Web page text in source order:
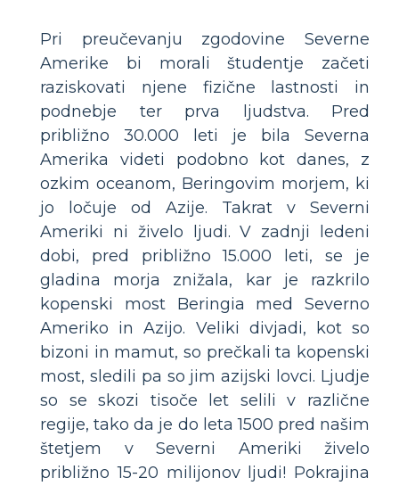
Pri preučevanju zgodovine Severne
Amerike bi morali študentje začeti
raziskovati njene fizične lastnosti in
podnebje ter prva ljudstva. Pred
približno 30.000 leti je bila Severna
Amerika videti podobno kot danes, z
ozkim oceanom, Beringovim morjem, ki
jo ločuje od Azije. Takrat v Severni
Ameriki ni živelo ljudi. V zadnji ledeni
dobi, pred približno 15.000 leti, se je
gladina morja znižala, kar je razkrilo
kopenski most Beringia med Severno
Ameriko in Azijo. Veliki divjadi, kot so
bizoni in mamut, so prečkali ta kopenski
most, sledili pa so jim azijski lovci. Ljudje
so se skozi tisoče let selili v različne
regije, tako da je do leta 1500 pred našim
štetjem v Severni Ameriki živelo
približno 15-20 milijonov ljudi! Pokrajina